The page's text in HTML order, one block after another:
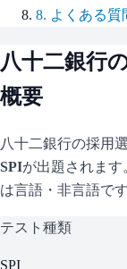
8. よくある質
八十二銀行
概要
八十二銀行の採用
SPIが出題されます
は言語・非言語です
テスト種類
SPI